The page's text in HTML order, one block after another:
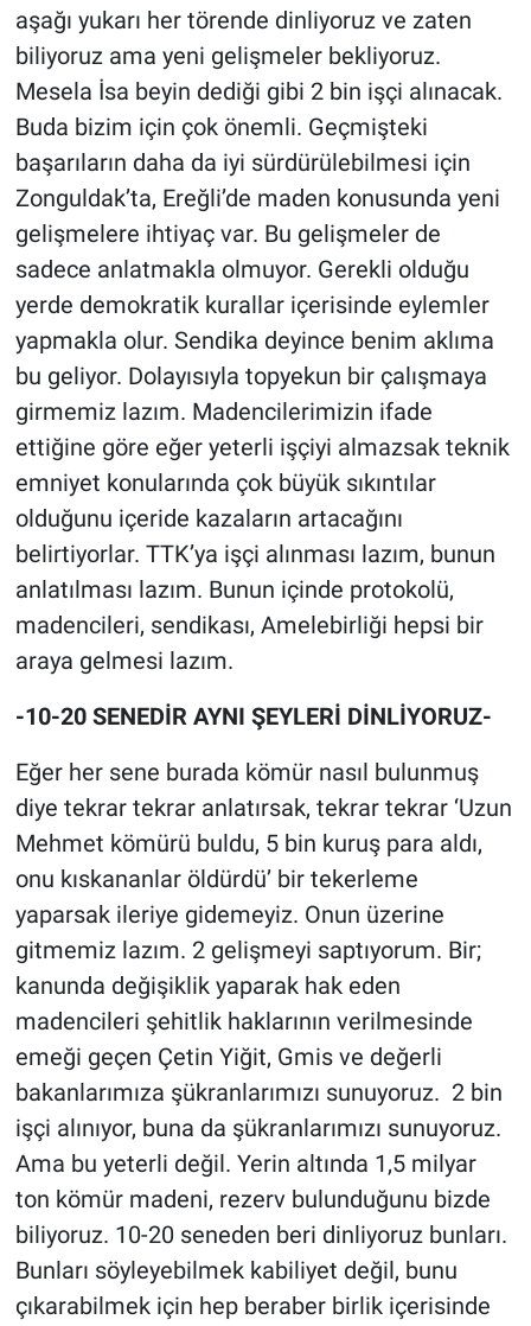
aşağı yukarı her törende dinliyoruz ve zaten
biliyoruz ama yeni gelişmeler bekliyoruz.
Mesela İsa beyin dediği gibi 2 bin işçi alınacak.
Buda bizim için çok önemli. Geçmişteki
başarıların daha da iyi sürdürülebilmesi için
Zonguldak’ta, Ereğli’de maden konusunda yeni
gelişmelere ihtiyaç var. Bu gelişmeler de
sadece anlatmakla olmuyor. Gerekli olduğu
yerde demokratik kurallar içerisinde eylemler
yapmakla olur. Sendika deyince benim aklıma
bu geliyor. Dolayısıyla topyekun bir çalışmaya
girmemiz lazım. Madencilerimizin ifade
ettiğine göre eğer yeterli işçiyi almazsak teknik
emniyet konularında çok büyük sıkıntılar
olduğunu içeride kazaların artacağını
belirtiyorlar. TTK’ya işçi alınması lazım, bunun
anlatılması lazım. Bunun içinde protokolü,
madencileri, sendikası, Amelebirliği hepsi bir
araya gelmesi lazım.
-10-20 SENEDİR AYNI ŞEYLERİ DİNLİYORUZ-
Eğer her sene burada kömür nasıl bulunmuş
diye tekrar tekrar anlatırsak, tekrar tekrar ‘Uzun
Mehmet kömürü buldu, 5 bin kuruş para aldı,
onu kıskananlar öldürdü’ bir tekerleme
yaparsak ileriye gidemeyiz. Onun üzerine
gitmemiz lazım. 2 gelişmeyi saptıyorum. Bir;
kanunda değişiklik yaparak hak eden
madencileri şehitlik haklarının verilmesinde
emeği geçen Çetin Yiğit, Gmis ve değerli
bakanlarımıza şükranlarımızı sunuyoruz. 2 bin
işçi alınıyor, buna da şükranlarımızı sunuyoruz.
Ama bu yeterli değil. Yerin altında 1,5 milyar
ton kömür madeni, rezerv bulunduğunu bizde
biliyoruz. 10-20 seneden beri dinliyoruz bunları.
Bunları söyleyebilmek kabiliyet değil, bunu
çıkarabilmek için hep beraber birlik içerisinde